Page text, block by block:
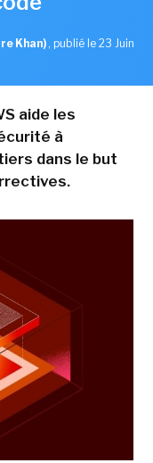
Khan) , publié le 23 Juin
aide les
à
dans le but